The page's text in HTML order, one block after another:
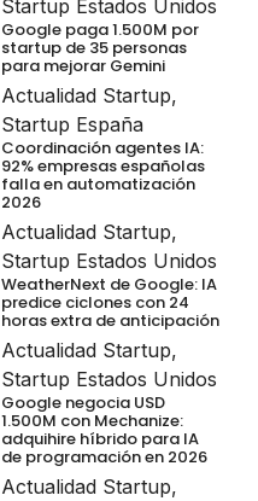
Startup Estados Unidos
Google paga 1.500M por
startup de 35 personas
para mejorar Gemini
Actualidad Startup,
Startup España
Coordinación agentes IA:
92% empresas españolas
falla en automatización
2026
Actualidad Startup,
Startup Estados Unidos
WeatherNext de Google: IA
predice ciclones con 24
horas extra de anticipación
Actualidad Startup,
Startup Estados Unidos
Google negocia USD
1.500M con Mechanize:
adquihire híbrido para IA
de programación en 2026
Actualidad Startup,